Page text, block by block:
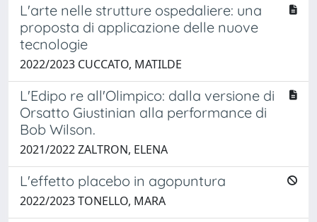
L'arte nelle strutture ospedaliere: una
proposta di applicazione delle nuove
tecnologie
2022/2023 CUCCATO, MATILDE
L'Edipo re all'Olimpico: dalla versione di
Orsatto Giustinian alla performance di
Bob Wilson.
2021/2022 ZALTRON, ELENA
L'effetto placebo in agopuntura
2022/2023 TONELLO, MARA